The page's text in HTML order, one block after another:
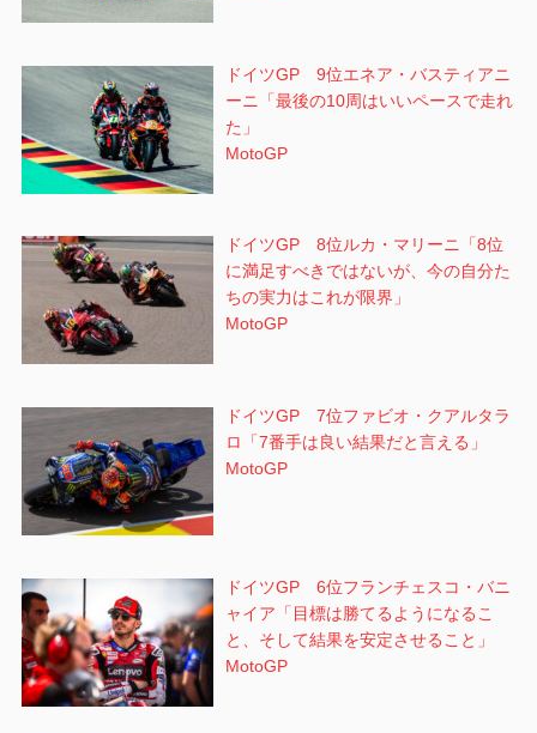
ドイツGP 9位エネア・バスティアニ
ーニ「最後の10周はいいペースで走れ
た」
MotoGP
ドイツGP 8位ルカ・マリーニ「8位
に満足すべきではないが、今の自分た
ちの実力はこれが限界」
MotoGP
ドイツGP 7位ファビオ・クアルタラ
ロ「7番手は良い結果だと言える」
MotoGP
ドイツGP 6位フランチェスコ・バニ
ャイア「目標は勝てるようになるこ
と、そして結果を安定させること」
MotoGP